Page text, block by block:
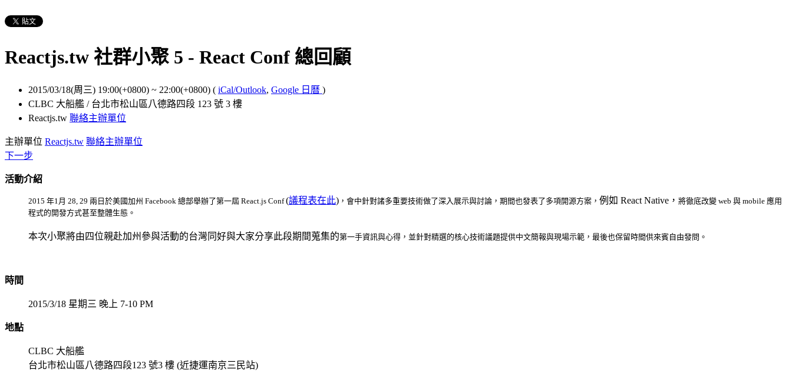
Reactjs.tw 社群小聚 5 - React Conf 總回顧
2015/03/18(周三) 19:00(+0800) ~ 22:00(+0800) ( iCal/Outlook, Google 日曆 )
CLBC 大船艦 / 台北市松山區八德路四段 123 號 3 樓
Reactjs.tw 聯絡主辦單位
主辦單位 Reactjs.tw 聯絡主辦單位
下一步
活動介紹
2015 年1月 28, 29 兩日於美國加州 Facebook 總部舉辦了第一屆 React.js Conf(議程表在此) ，會中針對諸多重要技術做了深入展示與討論，期間也發表了多項開源方案， 例如 React Native， 將徹底改變 web 與 mobile 應用
程式的開發方式甚至整體生態。
本次小聚將由四位親赴加州參與活動的台灣同好與大家分享此段期間蒐集的第一手資訊與心得，並針對精選的核心技術議題提供中文簡報與現場示範，最後也保留時間供來賓自由發問。
時間
2015/3/18 星期三 晚上 7-10 PM
地點
CLBC 大船艦
台北市松山區八德路四段123 號3 樓 (近捷運南京三民站)